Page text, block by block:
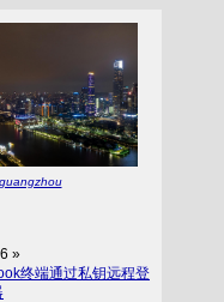
guangzhou
»
终端通过私钥远程登